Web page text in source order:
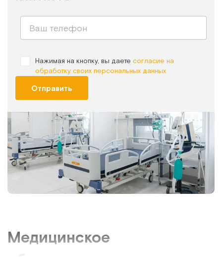
Нажимая на кнопку, вы даете согласие на
обработку своих персональных данных
Отправить
Медицинское